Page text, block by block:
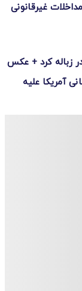
غیرقانونی
زباله کرد + عکس
آمریکا علیه